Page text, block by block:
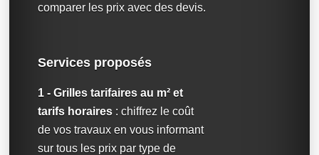
comparer les prix avec des devis.
Services proposés
1 - Grilles tarifaires au m² et
tarifs horaires : chiffrez le coût
de vos travaux en vous informant
sur tous les prix par type de